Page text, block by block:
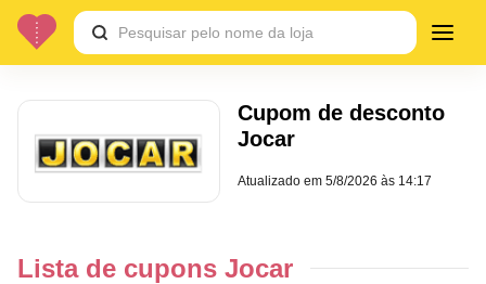
Cupom de desconto
Jocar
Atualizado em5/8/2026 às 14:17
Lista de cupons Jocar